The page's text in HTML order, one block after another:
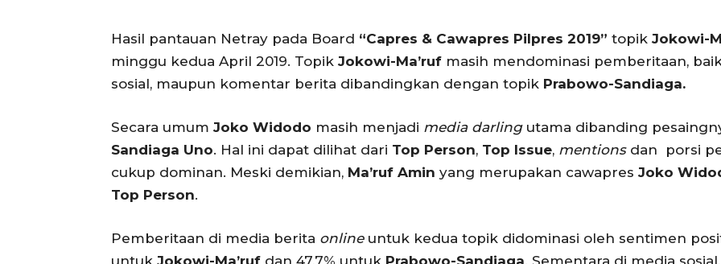
Hasil pantauan Netray pada Board “Capres & Cawapres Pilpres 2019” topik Jokowi-
minggu kedua April 2019. Topik Jokowi-Ma’ruf masih mendominasi pemberitaan,
sosial, maupun komentar berita dibandingkan dengan topik Prabowo-Sandiaga.
Secara umum Joko Widodo masih menjadi media darlingutama dibanding
Sandiaga Uno. Hal ini dapat dilihat dari Top Person, Top Issue, mentionsdan porsi
cukup dominan. Meski demikian, Ma’ruf Amin yang merupakan cawapres Joko
Top Person.
Pemberitaan di media berita onlineuntuk kedua topik didominasi oleh sentimen
untuk Jokowi-Ma’ruf dan 47,7% untuk Prabowo-Sandiaga . Sementara di media